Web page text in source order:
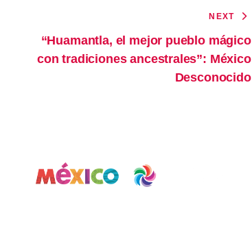
NEXT
“Huamantla, el mejor pueblo mágico
con tradiciones ancestrales”: México
Desconocido